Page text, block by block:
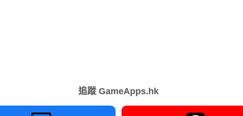
追蹤 GameApps.hk